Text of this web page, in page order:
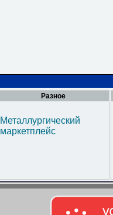
Разное
Металлургический
маркетплейс